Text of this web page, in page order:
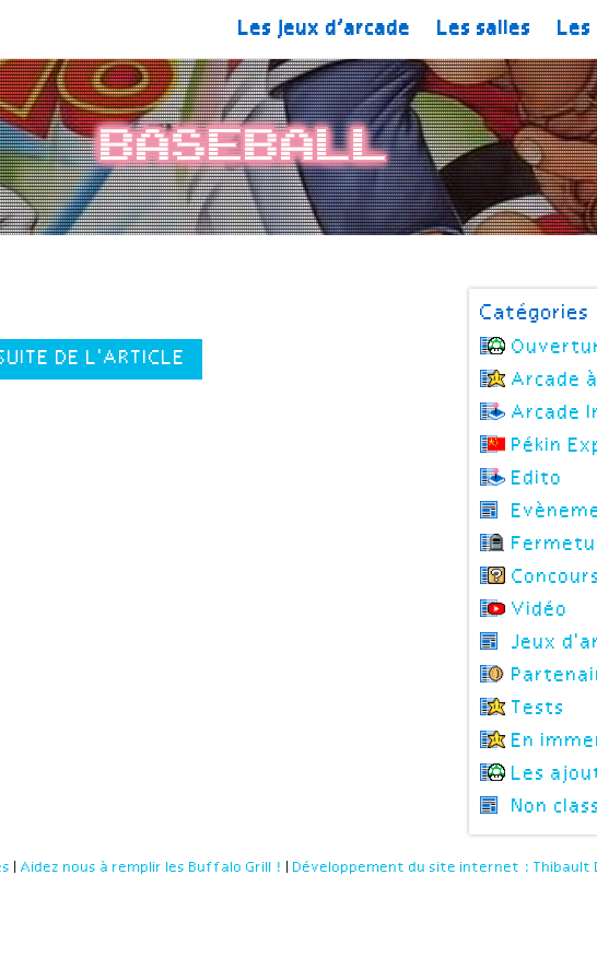
Les jeux d’arcade Les salles Les
Baseball
DE L'ARTICLE
Catégories
Arcade
Arcade
Pékin
Edito
Concours
Vidéo
Jeux
Tests
En
Les
Non
Aidez nous à remplir les Buffalo Grill ! Développement du site internet : Thibault